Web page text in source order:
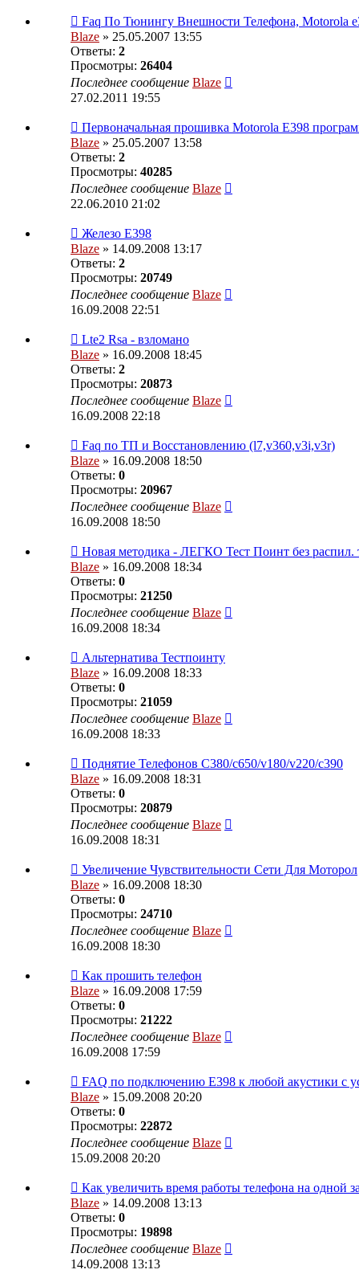
Faq По Тюнингу Внешности Телефона, Motorola
Blaze » 25.05.2007 13:55
Ответы: 2
Просмотры: 26404
Последнее сообщение Blaze
27.02.2011 19:55
Первоначальная прошивка Motorola E398
Blaze » 25.05.2007 13:58
Ответы: 2
Просмотры: 40285
Последнее сообщение Blaze
22.06.2010 21:02
Железо Е398
Blaze » 14.09.2008 13:17
Ответы: 2
Просмотры: 20749
Последнее сообщение Blaze
16.09.2008 22:51
Lte2 Rsa - взломано
Blaze » 16.09.2008 18:45
Ответы: 2
Просмотры: 20873
Последнее сообщение Blaze
16.09.2008 22:18
Faq по ТП и Восcтановлению (l7,v360,v3i,v3r)
Blaze » 16.09.2008 18:50
Ответы: 0
Просмотры: 20967
Последнее сообщение Blaze
16.09.2008 18:50
Новая методика - ЛЕГКО Тест Поинт без распил.
Blaze » 16.09.2008 18:34
Ответы: 0
Просмотры: 21250
Последнее сообщение Blaze
16.09.2008 18:34
Альтернатива Тестпоинту
Blaze » 16.09.2008 18:33
Ответы: 0
Просмотры: 21059
Последнее сообщение Blaze
16.09.2008 18:33
Поднятие Телефонов C380/c650/v180/v220/c390
Blaze » 16.09.2008 18:31
Ответы: 0
Просмотры: 20879
Последнее сообщение Blaze
16.09.2008 18:31
Увеличение Чувствительности Сети Для Моторол
Blaze » 16.09.2008 18:30
Ответы: 0
Просмотры: 24710
Последнее сообщение Blaze
16.09.2008 18:30
Как прошить телефон
Blaze » 16.09.2008 17:59
Ответы: 0
Просмотры: 21222
Последнее сообщение Blaze
16.09.2008 17:59
FAQ по подключению E398 к любой акустики с
Blaze » 15.09.2008 20:20
Ответы: 0
Просмотры: 22872
Последнее сообщение Blaze
15.09.2008 20:20
Как увеличить время работы телефона на одной
Blaze » 14.09.2008 13:13
Ответы: 0
Просмотры: 19898
Последнее сообщение Blaze
14.09.2008 13:13